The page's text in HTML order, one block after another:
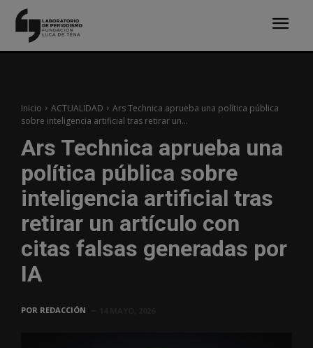
Inicio ACTUALIDAD
Ars Technica aprueba una política pública
sobre inteligencia artificial tras retirar un...
Ars Technica aprueba una
política pública sobre
inteligencia artificial tras
retirar un artículo con
citas falsas generadas por
IA
POR REDACCIÓN